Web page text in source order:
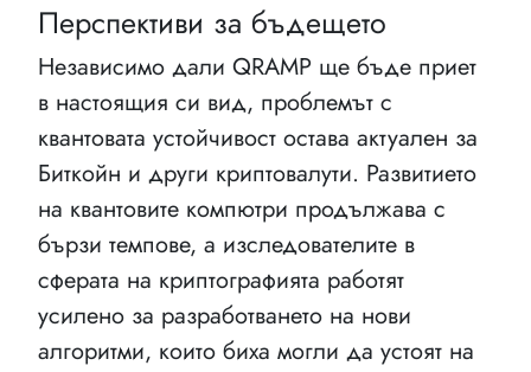
Перспективи за бъдещето
Независимо дали QRAMP ще бъде приет
в настоящия си вид, проблемът с
квантовата устойчивост остава актуален за
Биткойн и други криптовалути. Развитието
на квантовите компютри продължава с
бързи темпове, а изследователите в
сферата на криптографията работят
усилено за разработването на нови
алгоритми, които биха могли да устоят на